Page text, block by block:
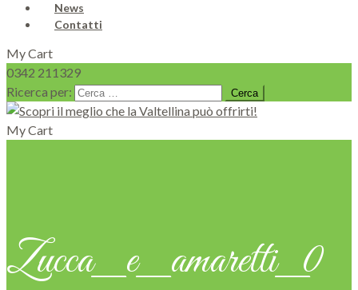
News
Contatti
My Cart
0342 211329
Ricerca per:
My Cart
Zucca_e_amaretti_0